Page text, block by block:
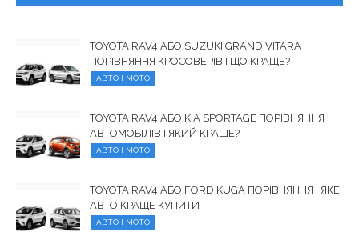
TOYOTA RAV4 АБО SUZUKI GRAND VITARA
ПОРІВНЯННЯ КРОСОВЕРІВ І ЩО КРАЩЕ?
АВТО І МОТО
TOYOTA RAV4 АБО KIA SPORTAGE ПОРІВНЯННЯ
АВТОМОБІЛІВ І ЯКИЙ КРАЩЕ?
АВТО І МОТО
TOYOTA RAV4 АБО FORD KUGA ПОРІВНЯННЯ І ЯКЕ
АВТО КРАЩЕ КУПИТИ
АВТО І МОТО